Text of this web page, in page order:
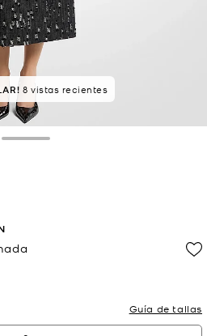
8 vistas recientes
Guía de tallas